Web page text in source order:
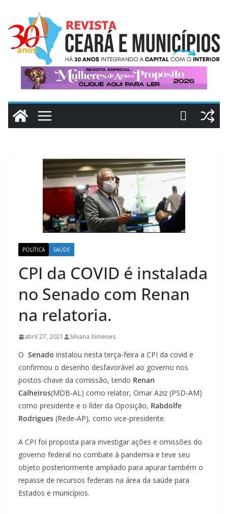
conteúdo
POLÍTICA SAÚDE
CPI da COVID é instalada
no Senado com Renan
na relatoria.
abril 27, 2021 Silvana Ximenes
O Senado instalou nesta terça-feira a CPI da covid e
confirmou o desenho desfavorável ao governo nos
postos-chave da comissão, tendo Renan
Calheiros(MDB-AL) como relator, Omar Aziz (PSD-AM)
como presidente e o líder da Oposição, Rabdolfe
Rodrigues (Rede-AP), como vice-presidente.
A CPI foi proposta para investigar ações e omissões do
governo federal no combate à pandemia e teve seu
objeto posteriormente ampliado para apurar também o
repasse de recursos federais na área da saúde para
Estados e municípios.